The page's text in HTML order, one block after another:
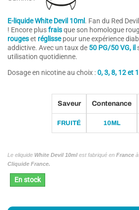
(4 avis)
E-liquide White Devil 10ml . Fan du Red
! Encore plusfraisque son homologue
rougeset réglissepour une expérience
addictive. Avec un taux de 50 PG/50 VG, il
utilisation quotidienne.
Dosage en nicotine au choix :0, 3, 8, 12 et
Saveur
FRUITÉ
Contenance
10ML
Le eliquide White Devil 10ml est fabriqué en France
Cliquide France.
En stock